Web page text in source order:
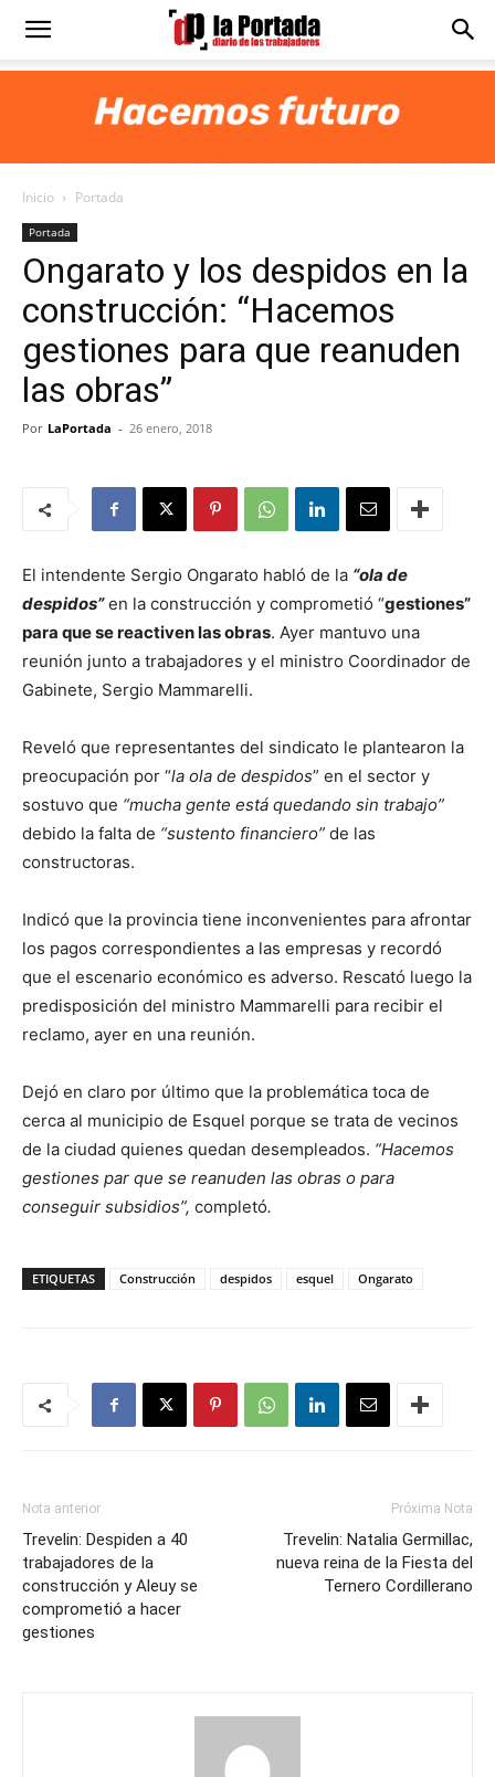
Diario
Portada
Inicio Portada
Portada
Ongarato y los despidos en la
construcción: “Hacemos
gestiones para que reanuden
las obras”
Por LaPortada - 26 enero, 2018
El intendente Sergio Ongarato habló de la “ola de
despidos”en la construcción y comprometió “gestiones”
para que se reactiven las obras. Ayer mantuvo una
reunión junto a trabajadores y el ministro Coordinador de
Gabinete, Sergio Mammarelli.
Reveló que representantes del sindicato le plantearon la
preocupación por “la ola de despidos” en el sector y
sostuvo que “mucha gente está quedando sin trabajo”
debido la falta de “sustento financiero” de las
constructoras.
Indicó que la provincia tiene inconvenientes para afrontar
los pagos correspondientes a las empresas y recordó
que el escenario económico es adverso. Rescató luego la
predisposición del ministro Mammarelli para recibir el
reclamo, ayer en una reunión.
Dejó en claro por último que la problemática toca de
cerca al municipio de Esquel porque se trata de vecinos
de la ciudad quienes quedan desempleados. “Hacemos
gestiones par que se reanuden las obras o para
conseguir subsidios”, completó.
ETIQUETAS Construcción despidos esquel Ongarato
Nota anterior
Trevelin: Despiden a 40
trabajadores de la
construcción y Aleuy se
comprometió a hacer
gestiones
Próxima Nota
Trevelin: Natalia Germillac,
nueva reina de la Fiesta del
Ternero Cordillerano